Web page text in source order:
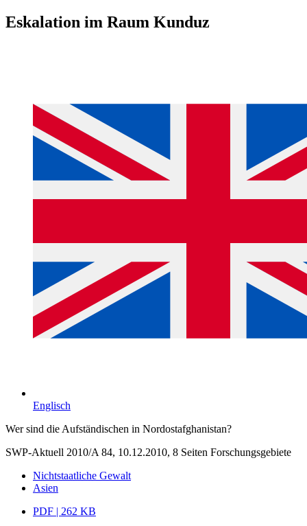
Eskalation im Raum Kunduz
Englisch
Wer sind die Aufständischen in Nordostafghanistan?
SWP-Aktuell 2010/A 84, 10.12.2010, 8 Seiten Forschungsgebiete
Nichtstaatliche Gewalt
Asien
PDF | 262 KB